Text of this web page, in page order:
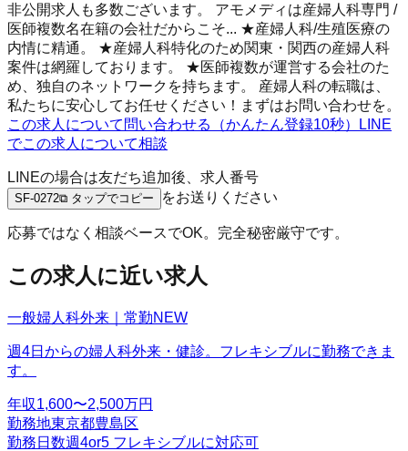
非公開求人も多数ございます。 アモメディは産婦人科専門 /
医師複数名在籍の会社だからこそ... ★産婦人科/生殖医療の
内情に精通。 ★産婦人科特化のため関東・関西の産婦人科
案件は網羅しております。 ★医師複数が運営する会社のた
め、独自のネットワークを持ちます。 産婦人科の転職は、
私たちに安心してお任せください！まずはお問い合わせを。
この求人について問い合わせる（かんたん登録10秒）
LINE
でこの求人について相談
LINEの場合は友だち追加後、求人番号
SF-0272⧉ タップでコピー をお送りください
応募ではなく相談ベースでOK。完全秘密厳守です。
この求人に近い求人
一般婦人科外来｜常勤NEW
週4日からの婦人科外来・健診。フレキシブルに勤務できま
す。
年収1,600〜2,500万円
勤務地東京都豊島区
勤務日数週4or5 フレキシブルに対応可